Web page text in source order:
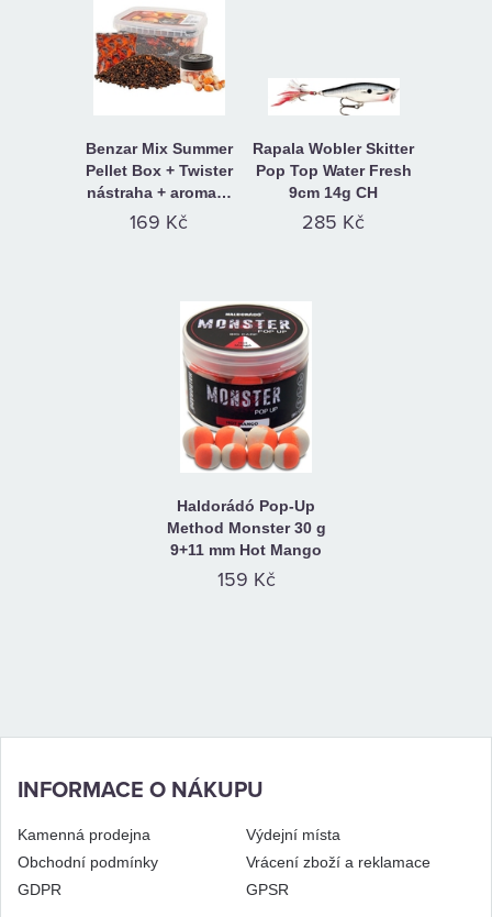
Benzar Mix Summer
Pellet Box + Twister
nástraha + aroma…
169 Kč
Rapala Wobler Skitter
Pop Top Water Fresh
9cm 14g CH
285 Kč
Haldorádó Pop-Up
Method Monster 30 g
9+11 mm Hot Mango
159 Kč
INFORMACE O NÁKUPU
Kamenná prodejna
Výdejní místa
Obchodní podmínky
Vrácení zboží a reklamace
GDPR
GPSR